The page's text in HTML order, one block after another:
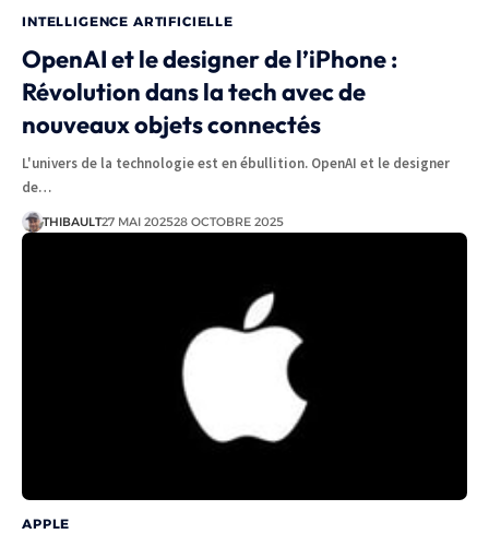
INTELLIGENCE ARTIFICIELLE
OpenAI et le designer de l’iPhone :
Révolution dans la tech avec de
nouveaux objets connectés
L'univers de la technologie est en ébullition. OpenAI et le designer
de…
THIBAULT27 MAI 202528 OCTOBRE 2025
APPLE